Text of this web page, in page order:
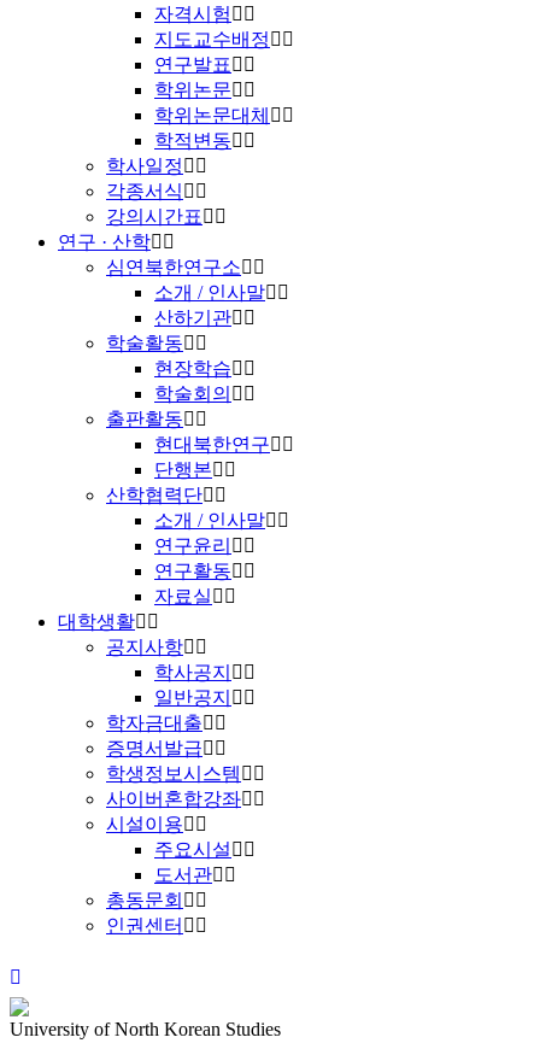
자격시험
지도교수배정
연구발표
학위논문
학위논문대체
학적변동
학사일정
각종서식
강의시간표
연구 · 산학
심연북한연구소
소개 / 인사말
산하기관
학술활동
현장학습
학술회의
출판활동
현대북한연구
단행본
산학협력단
소개 / 인사말
연구윤리
연구활동
자료실
대학생활
공지사항
학사공지
일반공지
학자금대출
증명서발급
학생정보시스템
사이버혼합강좌
시설이용
주요시설
도서관
총동문회
인권센터
University of North Korean Studies